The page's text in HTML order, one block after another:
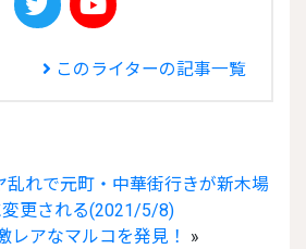
このライターの記事一覧
乱れで元町・中華街行きが新木場
更される(2021/5/8)
レアなマルコを発見！
»